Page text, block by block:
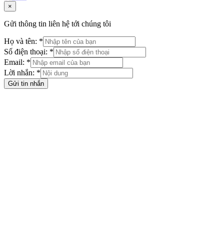
×
Gửi thông tin liên hệ tới chúng tôi
Họ và tên: *
Số điện thoại: *
Email: *
Lời nhắn: *
Gửi tin nhắn